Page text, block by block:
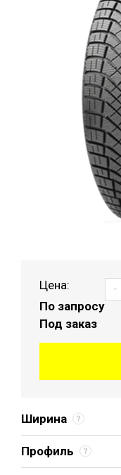
Ширина
Профиль
Цена:
По запросу
Под заказ
-